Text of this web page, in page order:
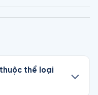
thể loại